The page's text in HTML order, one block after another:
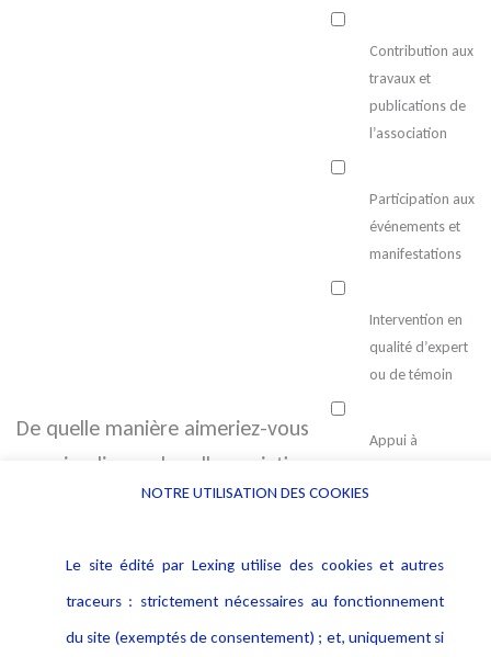
De quelle manière aimeriez-vous
vous impliquer dans l'association
Contribution aux
travaux et
publications de
l’association
Participation aux
événements et
manifestations
Intervention en
qualité d’expert
ou de témoin
Appui à
réflexion
NOTRE UTILISATION DES COOKIES
Le site édité par Lexing utilise des cookies et autres
traceurs : strictement nécessaires au fonctionnement
du site (exemptés de consentement) ; et, uniquement si